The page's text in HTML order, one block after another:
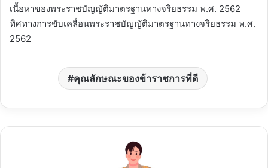
เนื้อหาของพระราชบัญญัติมาตรฐานทางจริยธรรม พ.ศ. 2562
ทิศทางการขับเคลื่อนพระราชบัญญัติมาตรฐานทางจริยธรรม พ.ศ.
2562
คุณลักษณะของข้าราชการที่ดี